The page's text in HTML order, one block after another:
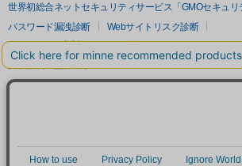
世界初総合ネットセキュリティサービス「GMOセキュリ
パスワード漏洩診断
Webサイトリスク診断
セキュリティ相談AIチャットボット
実在証明・盗聴対策
サイバー攻撃対策（GMOサイバーセキュリティ byイエ